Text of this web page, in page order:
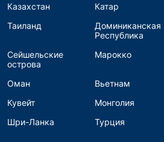
Казахстан
Катар
Таиланд
Доминиканская
Республика
Сейшельские
острова
Марокко
Оман Вьетнам
Кувейт
Монголия
Шри-Ланка
Турция